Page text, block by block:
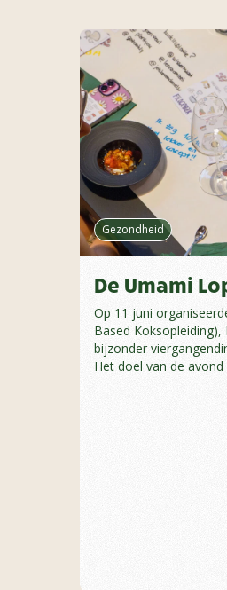
Gezondheid
De Umami
Op 11 juni
Based Koksopleiding),
bijzonder
Het doel van de